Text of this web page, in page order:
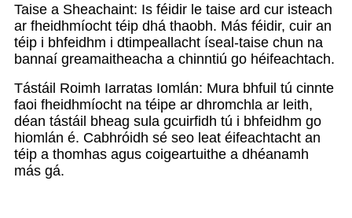
Taise a Sheachaint: Is féidir le taise ard cur isteach
ar fheidhmíocht téip dhá thaobh. Más féidir, cuir an
téip i bhfeidhm i dtimpeallacht íseal-taise chun na
bannaí greamaitheacha a chinntiú go héifeachtach.
Tástáil Roimh Iarratas Iomlán: Mura bhfuil tú cinnte
faoi fheidhmíocht na téipe ar dhromchla ar leith,
déan tástáil bheag sula gcuirfidh tú i bhfeidhm go
hiomlán é. Cabhróidh sé seo leat éifeachtacht an
téip a thomhas agus coigeartuithe a dhéanamh
más gá.